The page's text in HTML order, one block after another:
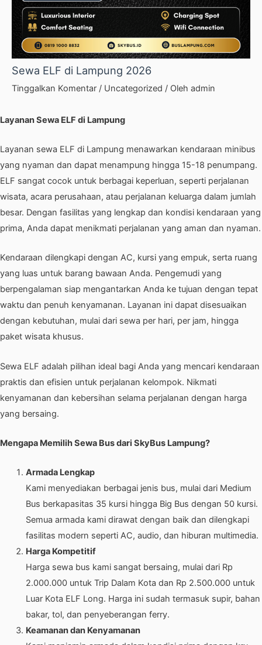
Sewa ELF di Lampung 2026
Tinggalkan Komentar / Uncategorized / Oleh admin
Layanan Sewa ELF di Lampung
Layanan sewa ELF di Lampung menawarkan kendaraan minibus
yang nyaman dan dapat menampung hingga 15-18 penumpang.
ELF sangat cocok untuk berbagai keperluan, seperti perjalanan
wisata, acara perusahaan, atau perjalanan keluarga dalam jumlah
besar. Dengan fasilitas yang lengkap dan kondisi kendaraan yang
prima, Anda dapat menikmati perjalanan yang aman dan nyaman.
Kendaraan dilengkapi dengan AC, kursi yang empuk, serta ruang
yang luas untuk barang bawaan Anda. Pengemudi yang
berpengalaman siap mengantarkan Anda ke tujuan dengan tepat
waktu dan penuh kenyamanan. Layanan ini dapat disesuaikan
dengan kebutuhan, mulai dari sewa per hari, per jam, hingga
paket wisata khusus.
Sewa ELF adalah pilihan ideal bagi Anda yang mencari kendaraan
praktis dan efisien untuk perjalanan kelompok. Nikmati
kenyamanan dan kebersihan selama perjalanan dengan harga
yang bersaing.
Mengapa Memilih Sewa Bus dari SkyBus Lampung?
Armada Lengkap
Kami menyediakan berbagai jenis bus, mulai dari Medium
Bus berkapasitas 35 kursi hingga Big Bus dengan 50 kursi.
Semua armada kami dirawat dengan baik dan dilengkapi
fasilitas modern seperti AC, audio, dan hiburan multimedia.
Harga Kompetitif
Harga sewa bus kami sangat bersaing, mulai dari Rp
2.000.000 untuk Trip Dalam Kota dan Rp 2.500.000 untuk
Luar Kota ELF Long. Harga ini sudah termasuk supir, bahan
bakar, tol, dan penyeberangan ferry.
Keamanan dan Kenyamanan